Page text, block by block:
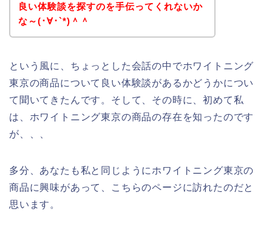
良い体験談を探すのを手伝ってくれないか
な～(･∀･`*)＾＾
という風に、ちょっとした会話の中でホワイトニング
東京の商品について良い体験談があるかどうかについ
て聞いてきたんです。そして、その時に、初めて私
は、ホワイトニング東京の商品の存在を知ったのです
が、、、
多分、あなたも私と同じようにホワイトニング東京の
商品に興味があって、こちらのページに訪れたのだと
思います。